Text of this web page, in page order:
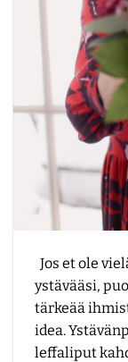
Jos et ole
ystävääsi,
tärkeää
idea.
leffaliput